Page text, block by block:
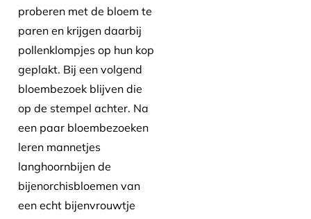
proberen met de bloem te
paren en krijgen daarbij
pollenklompjes op hun kop
geplakt. Bij een volgend
bloembezoek blijven die
op de stempel achter. Na
een paar bloembezoeken
leren mannetjes
langhoornbijen de
bijenorchisbloemen van
een echt bijenvrouwtje